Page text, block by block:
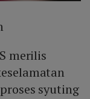
merilis
syuting